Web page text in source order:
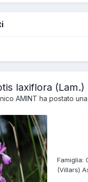
laxiflora
AMINT ha postato
Famiglia:
(Villars)